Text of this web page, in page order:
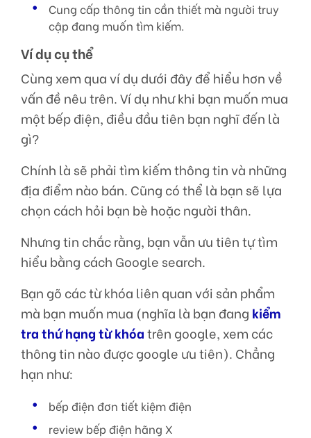
Cung cấp thông tin cần thiết mà người truy
cập đang muốn tìm kiếm.
Ví dụ cụ thể
Cùng xem qua ví dụ dưới đây để hiểu hơn về
vấn đề nêu trên. Ví dụ như khi bạn muốn mua
một bếp điện, điều đầu tiên bạn nghĩ đến là
gì?
Chính là sẽ phải tìm kiếm thông tin và những
địa điểm nào bán. Cũng có thể là bạn sẽ lựa
chọn cách hỏi bạn bè hoặc người thân.
Nhưng tin chắc rằng, bạn vẫn ưu tiên tự tìm
hiểu bằng cách Google search.
Bạn gõ các từ khóa liên quan với sản phẩm
mà bạn muốn mua (nghĩa là bạn đang kiểm
tra thứ hạng từ khóatrên google, xem các
thông tin nào được google ưu tiên). Chẳng
hạn như:
bếp điện đơn tiết kiệm điện
review bếp điện hãng X